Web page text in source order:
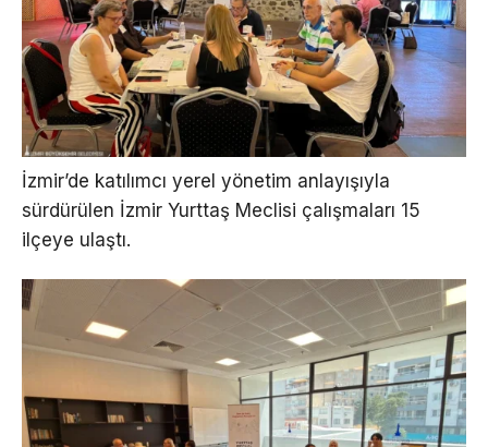
İzmir’de katılımcı yerel yönetim anlayışıyla
sürdürülen İzmir Yurttaş Meclisi çalışmaları 15
ilçeye ulaştı.